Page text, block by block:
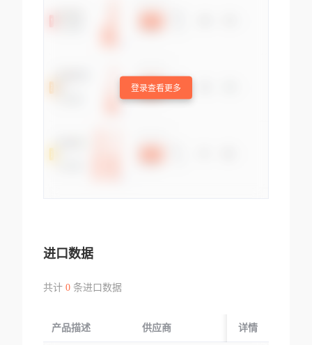
登录查看更多
进口数据
共计 0条进口数据
产品描述 供应商 起运国/地区
详情